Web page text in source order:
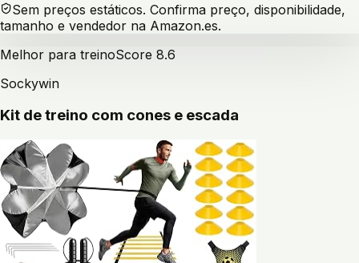
Sem preços estáticos. Confirma preço, disponibilidade,
tamanho e vendedor na Amazon.es.
Melhor para treinoScore 8.6
Sockywin
Kit de treino com cones e escada